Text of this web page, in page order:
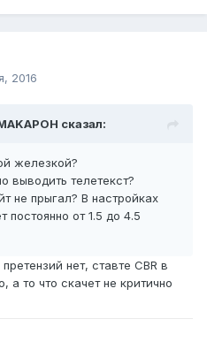
2016
сказал:
железкой?
выводить телетекст?
не прыгал? В настройках
постоянно от 1.5 до 4.5
нет, ставте CBR в
а то что скачет не критично